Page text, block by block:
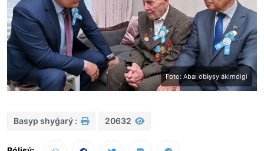
Foto: Abaı oblysy ákimdigi
Basyp shyǵarý : 20632